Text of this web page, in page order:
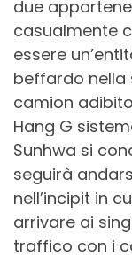
due
casualmente
essere
beffardo nella
camion
Hang G
Sunhwa si
seguirà
nell’incipit in
arrivare ai
traffico con i